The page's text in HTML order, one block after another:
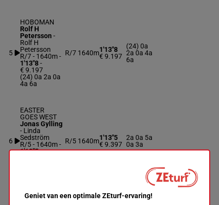
5
HOBOMAN
Rolf H
Petersson -
Rolf H
Petersson
R/7 - 1640m-
1'13"8-
€ 9.197
(24) 0a 2a 0a
4a 6a
R/7 1640m1'13"8
€ 9.197
(24) 0a
2a 0a 4a
6a
6
EASTER
GOES WEST
Jonas Gylling
- Linda
Sedström
R/5 - 1640m-
1'13"5-
R/5 1640m1'13"5
€ 9.397
2a 0a 5a
0a 3a
ASE TIM
Geniet van een optimale ZEturf-ervaring!